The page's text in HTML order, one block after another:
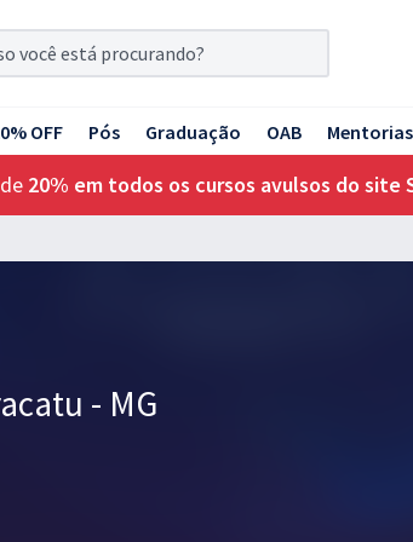
OFF Pós Graduação OAB Mentorias
20% em todos os cursos avulsos do site
- MG